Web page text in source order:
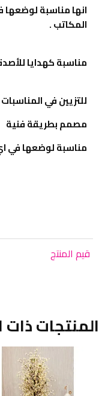
انها مناسبة
المكاتب .
مناسبة كهدايا
للتزيين في
مصمم بطريقة فنية
مناسبة لوضعها في
قيم المنتج
المنتجات ذات